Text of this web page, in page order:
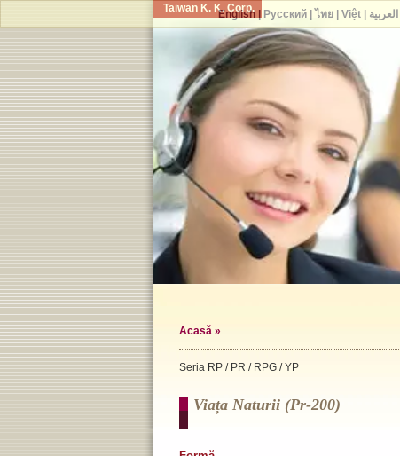
Taiwan K. K. Corp.
Acasă »
Seria RP / PR / RPG / YP
Viața Naturii (pr-200)
English| Русский| ไทย| Việt| العربية